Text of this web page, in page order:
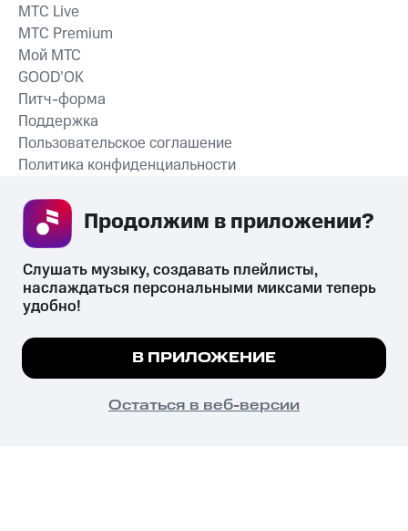
СКАЧАТЬ ПРИЛОЖЕНИЕ
MTС Live
MTС Premium
Мой МТС
GOOD’OK
Питч-форма
Поддержка
Пользовательское соглашение
Политика конфиденциальности
психотропных веществ, их аналогов причиняет вред здоровью,
их незаконный оборот запрещён и влечёт установленную
законодательством ответственность.
© 2026 ООО «КИОН».
Все права защищены
Мы используем куки, чтобы на сайте все
Подробнее
ПОНЯТНО
Слушать музыку, создавать плейлисты,
наслаждаться персональными миксами теперь
удобно!
В ПРИЛОЖЕНИЕ
Остаться в веб-версии